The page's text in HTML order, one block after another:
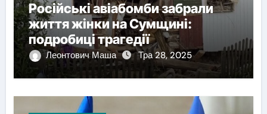
Російські авіабомби забрали
життя жінки на Сумщині:
подробиці трагедії
Леонтович Маша Тра 28, 2025